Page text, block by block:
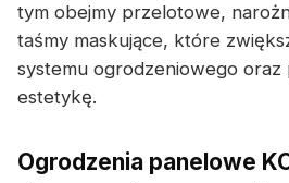
tym obejmy przelotowe,
taśmy maskujące, które
systemu ogrodzeniowego oraz
estetykę.
Ogrodzenia panelowe